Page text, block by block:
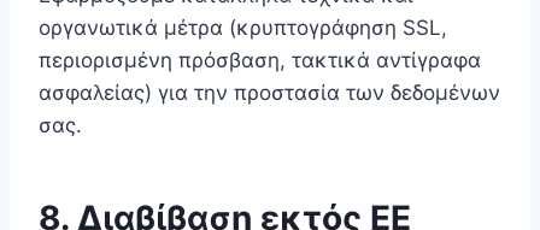
οργανωτικά μέτρα (κρυπτογράφηση SSL,
περιορισμένη πρόσβαση, τακτικά αντίγραφα
ασφαλείας) για την προστασία των δεδομένων
σας.
8. Διαβίβαση εκτός ΕΕ